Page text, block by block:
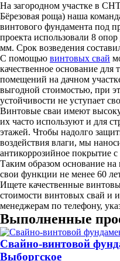
На загородном участке в
Бёрезовая роща) наша
винтового фундамента под
проекта использовали 8
мм. Срок возведения
С помощью винтовых свай
качественное основание
помещений на дачном
выгодной стоимостью, при
устойчивости не уступает
Винтовые сваи имеют
их часто используют и для
этажей. Чтобы надолго
воздействия влаги, мы
антикоррозийное покрытие
Таким образом основание на
свои функции не менее 60
Ищете качественные
стоимости винтовых свай и
менеджерам по телефону,
Выполненные
Свайно-винтовой
Выборгское